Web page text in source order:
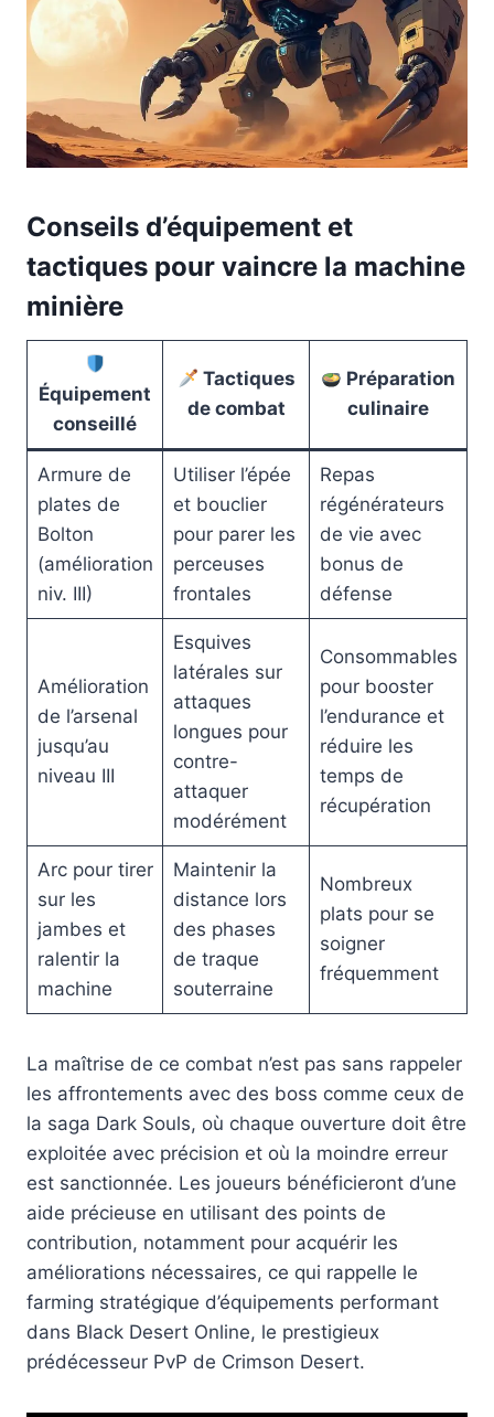
Conseils d’équipement et
tactiques pour vaincre la machine
minière
Équipement
conseillé
Tactiques
de combat
Préparation
culinaire
Armure de
plates de
Bolton
(amélioration
niv. III)
Utiliser l’épée
et bouclier
pour parer les
perceuses
frontales
Repas
régénérateurs
de vie avec
bonus de
défense
Amélioration
de l’arsenal
jusqu’au
niveau III
Esquives
latérales sur
attaques
longues pour
contre-
attaquer
modérément
Consommables
pour booster
l’endurance et
réduire les
temps de
récupération
Arc pour tirer
sur les
jambes et
ralentir la
machine
Maintenir la
distance lors
des phases
de traque
souterraine
Nombreux
plats pour se
soigner
fréquemment
La maîtrise de ce combat n’est pas sans rappeler
les affrontements avec des boss comme ceux de
la saga Dark Souls, où chaque ouverture doit être
exploitée avec précision et où la moindre erreur
est sanctionnée. Les joueurs bénéficieront d’une
aide précieuse en utilisant des points de
contribution, notamment pour acquérir les
améliorations nécessaires, ce qui rappelle le
farming stratégique d’équipements performant
dans Black Desert Online, le prestigieux
prédécesseur PvP de Crimson Desert.